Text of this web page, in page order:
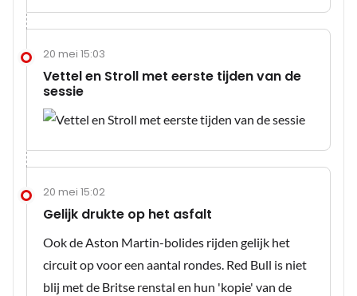
20 mei 15:03
Vettel en Stroll met eerste tijden van de
sessie
20 mei 15:02
Gelijk drukte op het asfalt
Ook de Aston Martin-bolides rijden gelijk het
circuit op voor een aantal rondes. Red Bull is niet
blij met de Britse renstal en hun 'kopie' van de